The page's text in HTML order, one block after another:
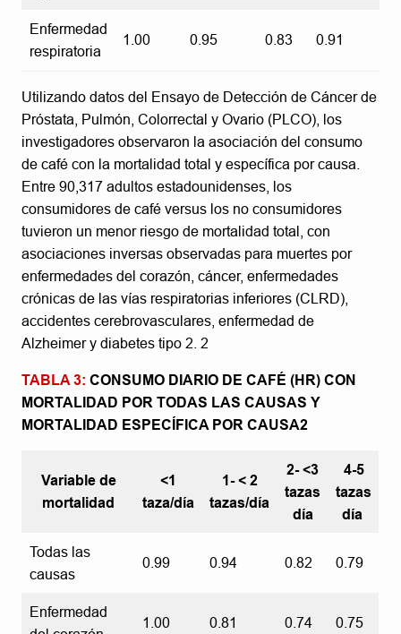
Enfermedad
respiratoria
1.00 0.95 0.83 0.91
Utilizando datos del Ensayo de Detección de Cáncer de
Próstata, Pulmón, Colorrectal y Ovario (PLCO), los
investigadores observaron la asociación del consumo
de café con la mortalidad total y específica por causa.
Entre 90,317 adultos estadounidenses, los
consumidores de café versus los no consumidores
tuvieron un menor riesgo de mortalidad total, con
asociaciones inversas observadas para muertes por
enfermedades del corazón, cáncer, enfermedades
crónicas de las vías respiratorias inferiores (CLRD),
accidentes cerebrovasculares, enfermedad de
Alzheimer y diabetes tipo 2. 2
TABLA 3: CONSUMO DIARIO DE CAFÉ (HR) CON
MORTALIDAD POR TODAS LAS CAUSAS Y
MORTALIDAD ESPECÍFICA POR CAUSA2
Variable de
mortalidad
<1
taza/día
1- < 2
tazas/día
2- <3
tazas
día
4-5
tazas
día
Todas las
causas
0.99 0.94 0.82 0.79
Enfermedad
1.00 0.81 0.74 0.75